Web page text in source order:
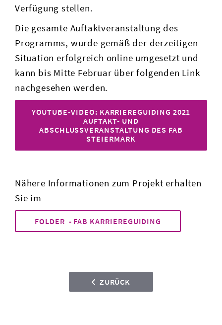
Verfügung stellen.
Die gesamte Auftaktveranstaltung des
Programms, wurde gemäß der derzeitigen
Situation erfolgreich online umgesetzt und
kann bis Mitte Februar über folgenden Link
nachgesehen werden.
YOUTUBE-VIDEO: KARRIEREGUIDING 2021
AUFTAKT- UND
ABSCHLUSSVERANSTALTUNG DES FAB
STEIERMARK
Nähere Informationen zum Projekt erhalten
Sie im
FOLDER - FAB KARRIEREGUIDING
ZURÜCK